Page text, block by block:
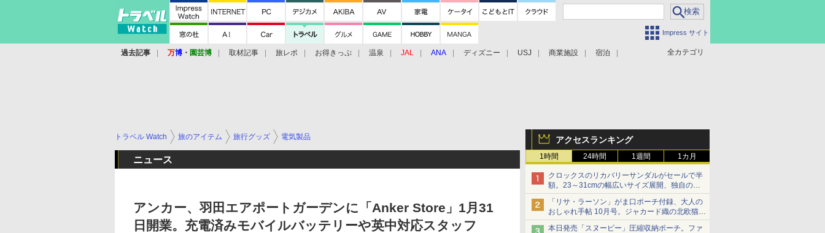
Impress サイト
全カテゴリ
過去記事 万博 ・ 園芸博 取材記事 旅レポ お得きっぷ 温泉 JAL ANA ディズニー USJ 商業施設 宿泊
アクセスランキング
1時間 24時間 1週間 1カ月
クロックスのリカバリーサンダルがセールで半
額。23～31cmの幅広いサイズ展開、独自のク
ッション素材を採用
「リサ・ラーソン」がま口ポーチ付録、大人の
おしゃれ手帖 10月号。ジャカード織の北欧猫デ
ザイン
本日発売「スヌーピー」圧縮収納ポーチ。ファ
トラベル Watch 旅のアイテム 旅行グッズ 電気製品
ニュース
アンカー、羽田エアポートガーデンに「Anker Store」1月31
日開業。充電済みモバイルバッテリーや英中対応スタッフ